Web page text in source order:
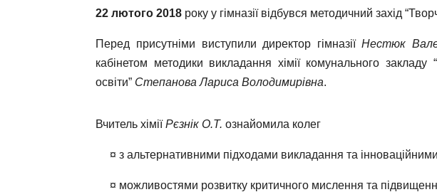
22 лютого 2018 року у гімназії відбувся методичний захід
Перед присутніми виступили директор гімназіїНестюк
кабінетом методики викладання хімії комунального закладу
освіти” Степанова Лариса Володимирівна.
Вчитель хіміїРєзнік О.Т. ознайомила колег
¤ з альтернативними підходами викладання та
¤ можливостями розвитку критичного мислення та